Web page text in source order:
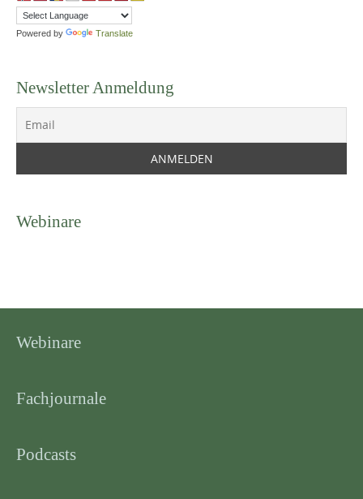
Powered by Translate
Newsletter Anmeldung
Webinare
Webinare
Fachjournale
Podcasts